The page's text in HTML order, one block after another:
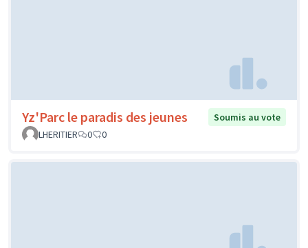
Yz'Parc le paradis des jeunes
Soumis au vote
LHERITIER
0 0